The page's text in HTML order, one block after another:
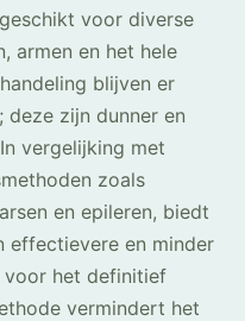
voor diverse
armen en het hele
blijven er
deze zijn dunner en
vergelijking met
zoals
en epileren, biedt
effectievere en minder
het definitief
vermindert het